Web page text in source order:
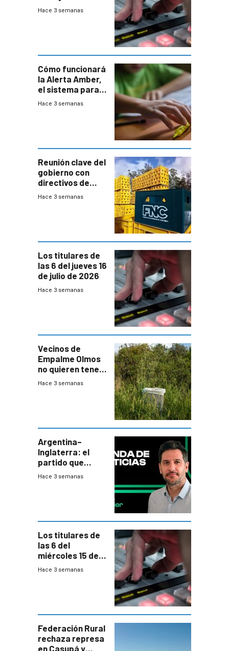
2026
Hace 3 semanas
Cómo funcionará
la Alerta Amber,
el sistema para
la búsqueda
Hace 3 semanas
Reunión clave del
gobierno con
directivos de
Fábricas
Hace 3 semanas
Los titulares de
las 6 del jueves 16
de julio de 2026
Hace 3 semanas
Vecinos de
Empalme Olmos
no quieren tener
cerca una planta
departamental
Hace 3 semanas
Argentina–
Inglaterra: el
partido que
nunca termina
Hace 3 semanas
Los titulares de
las 6 del
miércoles 15 de
julio de 2026
Hace 3 semanas
Federación Rural
rechaza represa
en Casupá y